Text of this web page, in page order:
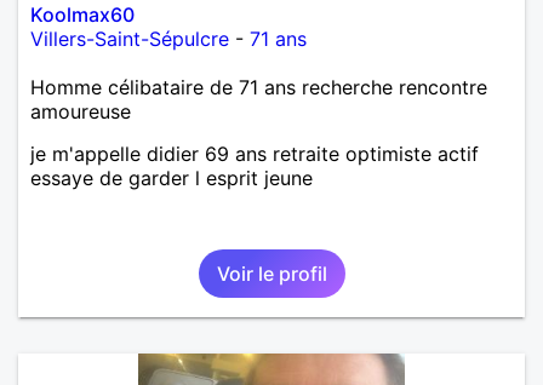
Koolmax60
Villers-Saint-Sépulcre - 71 ans
Homme célibataire de 71 ans recherche rencontre
amoureuse
je m'appelle didier 69 ans retraite optimiste actif
essaye de garder l esprit jeune
Voir le profil